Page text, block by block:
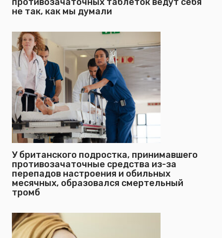
не так, как мы думали
У британского подростка, принимавшего
противозачаточные средства из-за
перепадов настроения и обильных
месячных, образовался смертельный
тромб